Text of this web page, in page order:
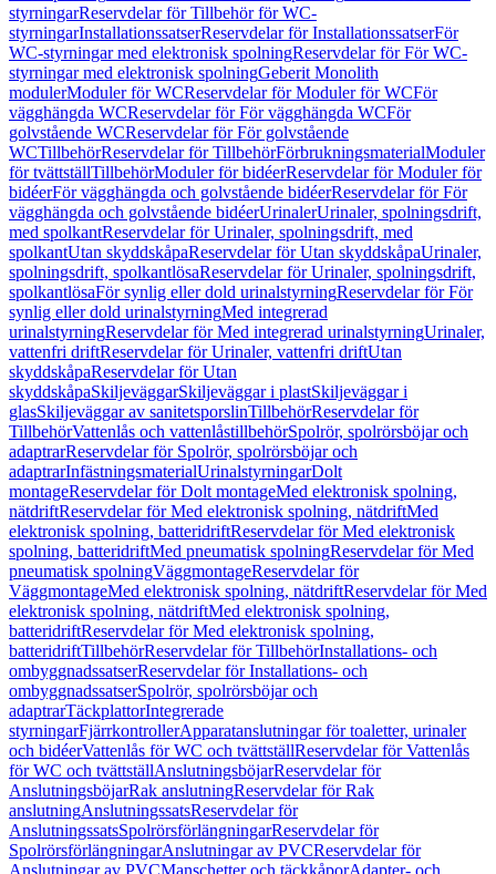
styrningarReservdelar för Tillbehör för WC-
styrningarInstallationssatserReservdelar för InstallationssatserFör
WC-styrningar med elektronisk spolningReservdelar för För WC-
styrningar med elektronisk spolningGeberit Monolith
modulerModuler för WCReservdelar för Moduler för WCFör
vägghängda WCReservdelar för För vägghängda WCFör
golvstående WCReservdelar för För golvstående
WCTillbehörReservdelar för TillbehörFörbrukningsmaterialModuler
för tvättställTillbehörModuler för bidéerReservdelar för Moduler för
bidéerFör vägghängda och golvstående bidéerReservdelar för För
vägghängda och golvstående bidéerUrinalerUrinaler, spolningsdrift,
med spolkantReservdelar för Urinaler, spolningsdrift, med
spolkantUtan skyddskåpaReservdelar för Utan skyddskåpaUrinaler,
spolningsdrift, spolkantlösaReservdelar för Urinaler, spolningsdrift,
spolkantlösaFör synlig eller dold urinalstyrningReservdelar för För
synlig eller dold urinalstyrningMed integrerad
urinalstyrningReservdelar för Med integrerad urinalstyrningUrinaler,
vattenfri driftReservdelar för Urinaler, vattenfri driftUtan
skyddskåpaReservdelar för Utan
skyddskåpaSkiljeväggarSkiljeväggar i plastSkiljeväggar i
glasSkiljeväggar av sanitetsporslinTillbehörReservdelar för
TillbehörVattenlås och vattenlåstillbehörSpolrör, spolrörsböjar och
adaptrarReservdelar för Spolrör, spolrörsböjar och
adaptrarInfästningsmaterialUrinalstyrningarDolt
montageReservdelar för Dolt montageMed elektronisk spolning,
nätdriftReservdelar för Med elektronisk spolning, nätdriftMed
elektronisk spolning, batteridriftReservdelar för Med elektronisk
spolning, batteridriftMed pneumatisk spolningReservdelar för Med
pneumatisk spolningVäggmontageReservdelar för
VäggmontageMed elektronisk spolning, nätdriftReservdelar för Med
elektronisk spolning, nätdriftMed elektronisk spolning,
batteridriftReservdelar för Med elektronisk spolning,
batteridriftTillbehörReservdelar för TillbehörInstallations- och
ombyggnadssatserReservdelar för Installations- och
ombyggnadssatserSpolrör, spolrörsböjar och
adaptrarTäckplattorIntegrerade
styrningarFjärrkontrollerApparatanslutningar för toaletter, urinaler
och bidéerVattenlås för WC och tvättställReservdelar för Vattenlås
för WC och tvättställAnslutningsböjarReservdelar för
AnslutningsböjarRak anslutningReservdelar för Rak
anslutningAnslutningssatsReservdelar för
AnslutningssatsSpolrörsförlängningarReservdelar för
SpolrörsförlängningarAnslutningar av PVCReservdelar för
Anslutningar av PVCManschetter och täckkåporAdapter- och